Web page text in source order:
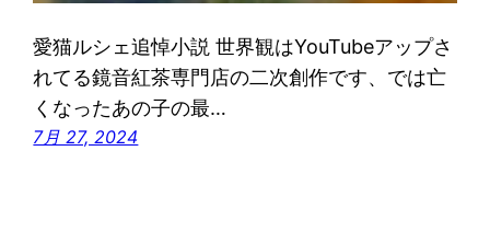
愛猫ルシェ追悼小説 世界観はYouTubeアップさ
れてる鏡音紅茶専門店の二次創作です、では亡
くなったあの子の最…
7月 27, 2024